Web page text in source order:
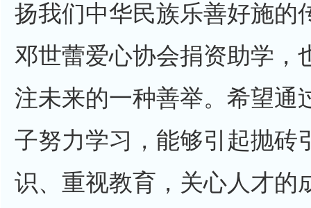
扬我们中华民族乐善好施的
邓世蕾爱心协会捐资助学，
注未来的一种善举。希望通
子努力学习，能够引起抛砖
识、重视教育，关心人才的